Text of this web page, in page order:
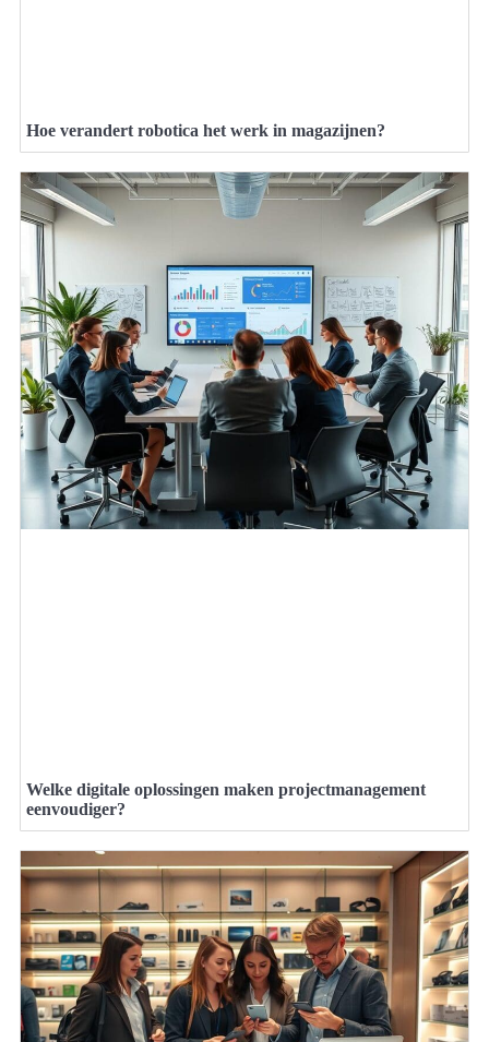
Hoe verandert robotica het werk in magazijnen?
Welke digitale oplossingen maken projectmanagement
eenvoudiger?